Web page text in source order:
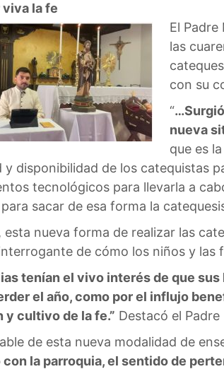
la fe
El
las
con su
“
nueva
que es
y disponibilidad de los catequistas
tecnológicos para llevarla a
sacar de esa forma la
esta nueva forma de realizar las
de cómo los niños y
tenían el vivo interés de que
el año, como por el influjo
y cultivo de la fe.” Destacó el Padre
de esta nueva modalidad de
la parroquia, el sentido de